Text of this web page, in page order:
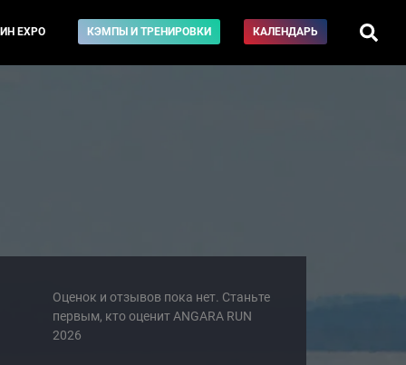
EXPO КЭМПЫ И ТРЕНИРОВКИ КАЛЕНДАРЬ
Оценок и отзывов пока нет. Станьте
первым, кто оценит ANGARA RUN
2026